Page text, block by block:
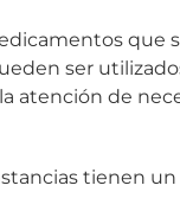
que
ser
atención de
tienen un